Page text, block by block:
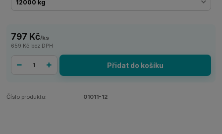
797 Kč/ks
659 Kč bez DPH
Přidat do košíku
Číslo produktu: 01011-12